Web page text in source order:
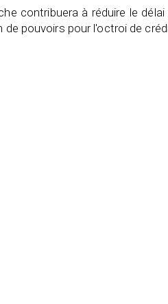
contribuera à réduire le
pouvoirs pour l'octroi de